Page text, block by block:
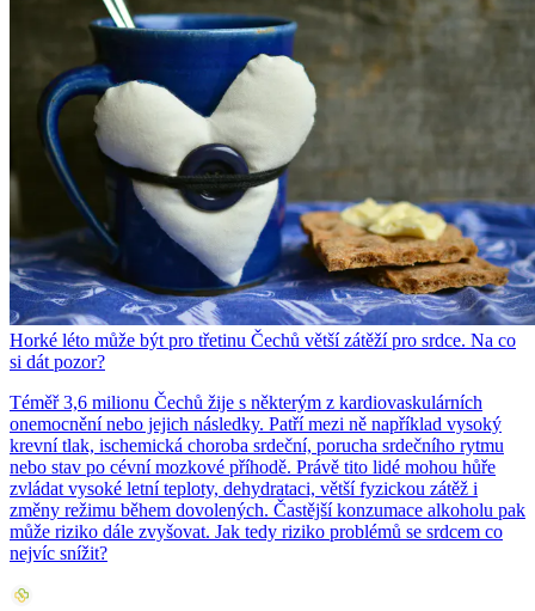
Horké léto může být pro třetinu Čechů větší zátěží pro srdce. Na co
si dát pozor?
Téměř 3,6 milionu Čechů žije s některým z kardiovaskulárních
onemocnění nebo jejich následky. Patří mezi ně například vysoký
krevní tlak, ischemická choroba srdeční, porucha srdečního rytmu
nebo stav po cévní mozkové příhodě. Právě tito lidé mohou hůře
zvládat vysoké letní teploty, dehydrataci, větší fyzickou zátěž i
změny režimu během dovolených. Častější konzumace alkoholu pak
může riziko dále zvyšovat. Jak tedy riziko problémů se srdcem co
nejvíc snížit?